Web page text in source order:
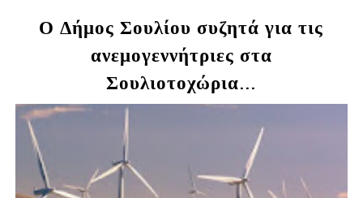
Ο Δήμος Σουλίου συζητά για τις
ανεμογεννήτριες στα
Σουλιοτοχώρια...